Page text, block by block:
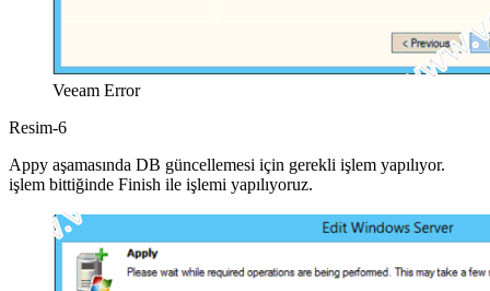
Veeam Error
Resim-6
Appy aşamasında DB güncellemesi için gerekli işlem yapılıyor.
işlem bittiğinde Finish ile işlemi yapılıyoruz.